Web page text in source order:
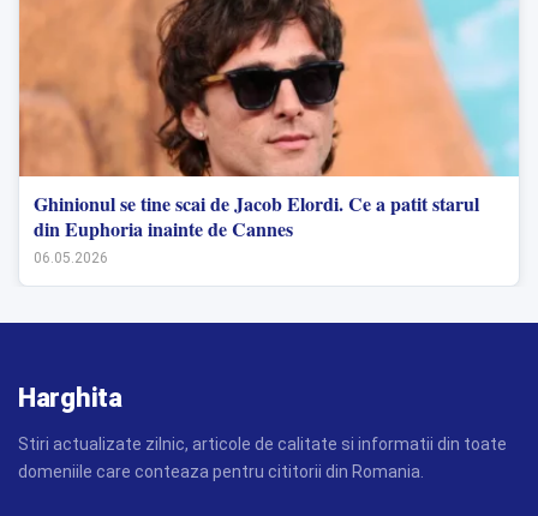
Ghinionul se tine scai de Jacob Elordi. Ce a patit starul
din Euphoria inainte de Cannes
06.05.2026
Harghita
Stiri actualizate zilnic, articole de calitate si informatii din toate
domeniile care conteaza pentru cititorii din Romania.